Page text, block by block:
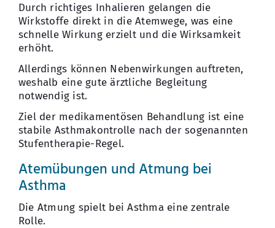
Durch richtiges Inhalieren gelangen die
Wirkstoffe direkt in die Atemwege, was eine
schnelle Wirkung erzielt und die Wirksamkeit
erhöht.
Allerdings können Nebenwirkungen auftreten,
weshalb eine gute ärztliche Begleitung
notwendig ist.
Ziel der medikamentösen Behandlung ist eine
stabile Asthmakontrolle nach der sogenannten
Stufentherapie-Regel.
Atemübungen und Atmung bei
Asthma
Die Atmung spielt bei Asthma eine zentrale
Rolle.